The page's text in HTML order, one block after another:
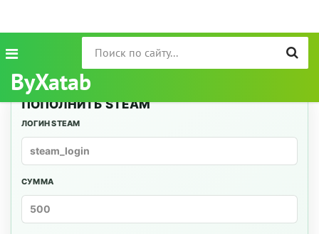
ByXatab
ПОПОЛНИТЬ STEAM
ЛОГИН STEAM
СУММА